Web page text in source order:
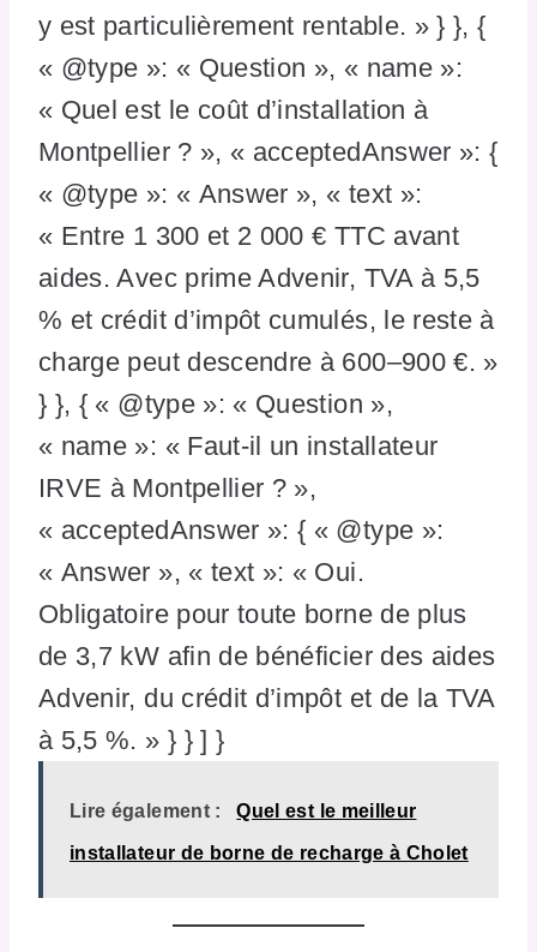
y est particulièrement rentable. » } }, {
« @type »: « Question », « name »:
« Quel est le coût d’installation à
Montpellier ? », « acceptedAnswer »: {
« @type »: « Answer », « text »:
« Entre 1 300 et 2 000 € TTC avant
aides. Avec prime Advenir, TVA à 5,5
% et crédit d’impôt cumulés, le reste à
charge peut descendre à 600–900 €. »
} }, { « @type »: « Question »,
« name »: « Faut-il un installateur
IRVE à Montpellier ? »,
« acceptedAnswer »: { « @type »:
« Answer », « text »: « Oui.
Obligatoire pour toute borne de plus
de 3,7 kW afin de bénéficier des aides
Advenir, du crédit d’impôt et de la TVA
à 5,5 %. » } } ] }
Lire également : Quel est le meilleur
installateur de borne de recharge à Cholet